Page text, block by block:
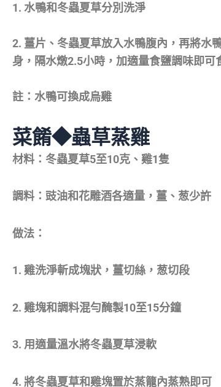
1. 水鴨和冬蟲夏草分別洗淨
2. 薑片、冬蟲夏草放入水鴨腹內，再將水
身，隔水燉2.5小時，加適量食鹽調味即可
註：水鴨可換成烏雞
菜餚◆蟲草蒸雞
材料：冬蟲夏草5至10克、雞1隻
調料：豉油和花雕酒各適量，薑、葱少許
做法：
1. 雞洗淨斬成塊狀，薑切絲，葱切段
2. 雞塊和調料混勻醃製10至15分鐘
3. 用適量溫水將冬蟲夏草浸軟
4. 將冬蟲夏草和雞塊置於蒸籠內蒸熟即可